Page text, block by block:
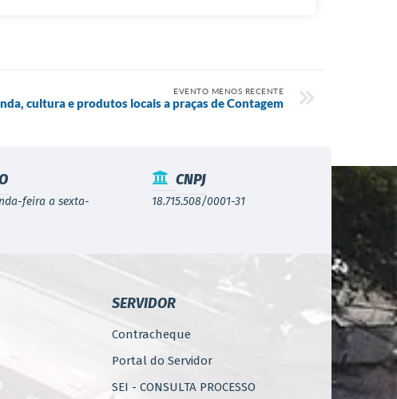
EVENTO MENOS RECENTE
cultura e produtos locais a praças de Contagem
feira a sexta-
CNPJ
18.715.508/0001-31
SERVIDOR
Contracheque
Portal do Servidor
SEI - CONSULTA PROCESSO